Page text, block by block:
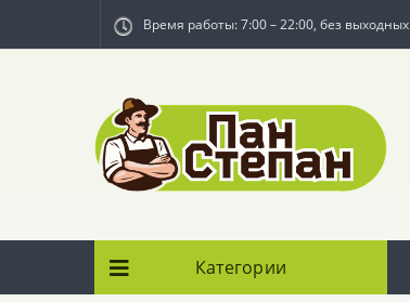
Время работы: 7:00 – 22:00, без выходных
Категории